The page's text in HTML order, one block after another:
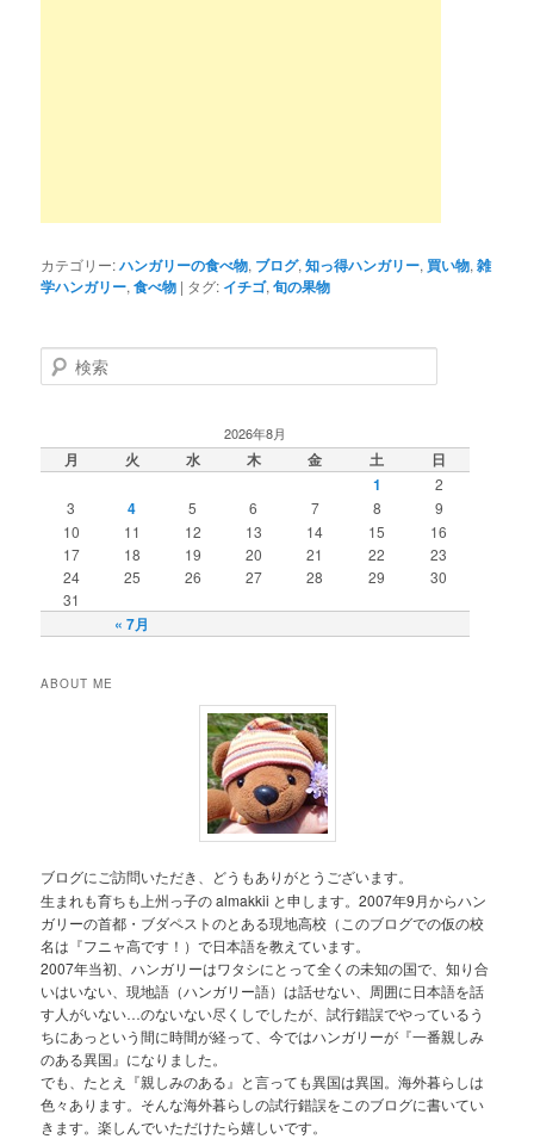
カテゴリー:ハンガリーの食べ物, ブログ,知っ得ハンガリー, 買い物,雑
学ハンガリー,食べ物 | タグ: イチゴ,旬の果物
検
索
2026年8月
月 火 水 木 金 土 日
« 7月
1
2
3
4 5 6 7 8
9
10
11 12 13 14 15
16
17
18 19 20 21 22
23
24
25 26 27 28 29
30
31
ABOUT ME
ブログにご訪問いただき、どうもありがとうございます。
生まれも育ちも上州っ子の almakkii と申します。2007年9月からハン
ガリーの首都・ブダペストのとある現地高校（このブログでの仮の校
名は『フニャ高です！）で日本語を教えています。
2007年当初、ハンガリーはワタシにとって全くの未知の国で、知り合
いはいない、現地語（ハンガリー語）は話せない、周囲に日本語を話
す人がいない…のないない尽くしでしたが、試行錯誤でやっているう
ちにあっという間に時間が経って、今ではハンガリーが『一番親しみ
のある異国』になりました。
でも、たとえ『親しみのある』と言っても異国は異国。海外暮らしは
色々あります。そんな海外暮らしの試行錯誤をこのブログに書いてい
きます。楽しんでいただけたら嬉しいです。